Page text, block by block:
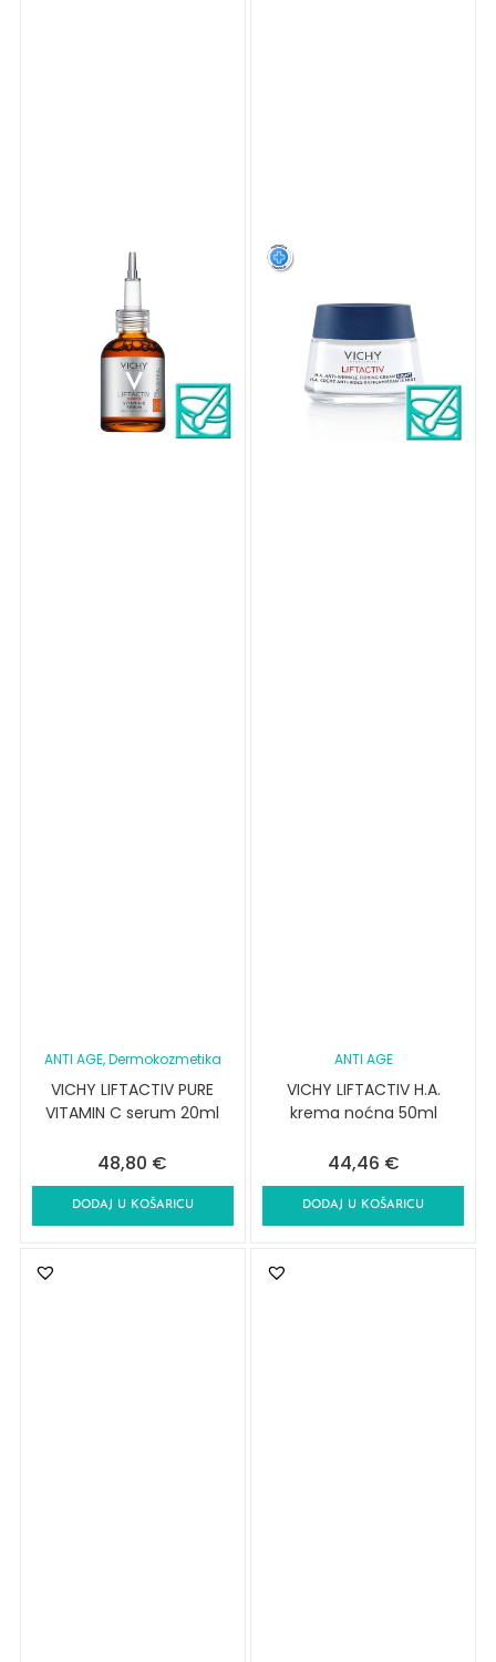
ANTI AGE, Dermokozmetika
VICHY LIFTACTIV PURE
VITAMIN C serum 20ml
48,80 €
DODAJ U KOŠARICU
ANTI AGE
VICHY LIFTACTIV H.A.
krema noćna 50ml
44,46 €
DODAJ U KOŠARICU